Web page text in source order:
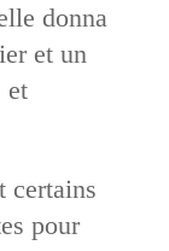
donna
et un
et
certains
pour